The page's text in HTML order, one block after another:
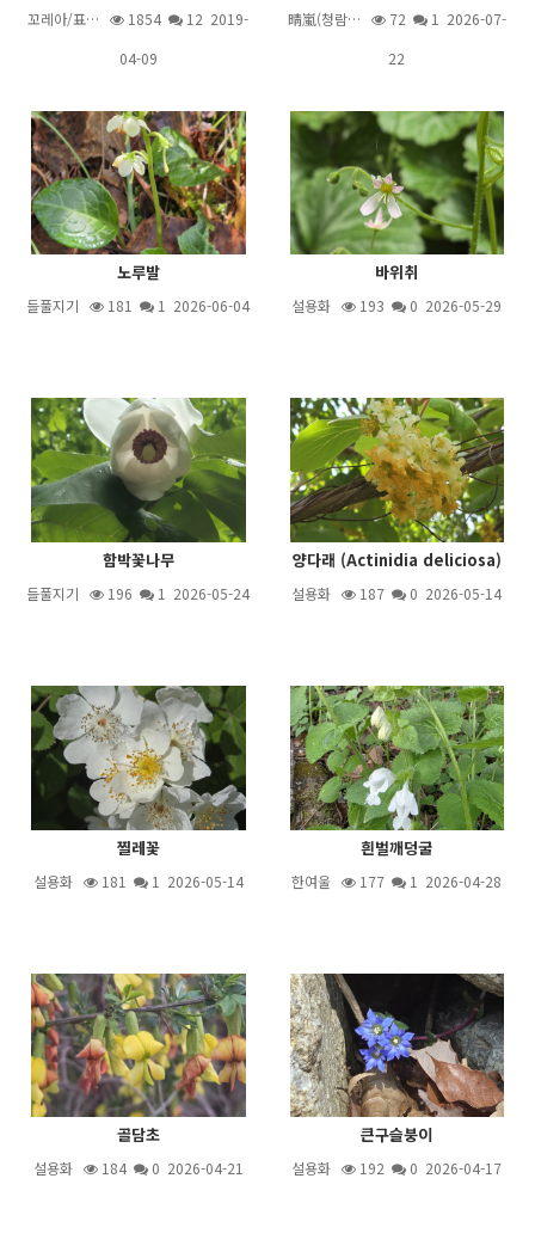
꼬레아/표… 1854 12 2019-
04-09
晴嵐(청람… 72 1 2026-07-
22
노루발
들풀지기 181 1 2026-06-04
바위취
설용화 193 0 2026-05-29
함박꽃나무
들풀지기 196 1 2026-05-24
양다래 (Actinidia deliciosa)
설용화 187 0 2026-05-14
찔레꽃
설용화 181 1 2026-05-14
흰벌깨덩굴
한여울 177 1 2026-04-28
골담초
설용화 184 0 2026-04-21
큰구슬붕이
설용화 192 0 2026-04-17